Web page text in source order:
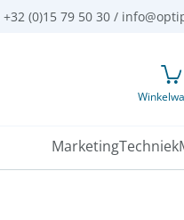
+32 (0)15 79 50 30 /
MarketingTechniek